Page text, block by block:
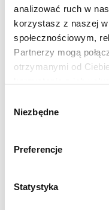
analizować ruch w
korzystasz z naszej
społecznościowym,
Partnerzy mogą
otrzymanymi od
zgody
Niezbędne
Preferencje
Statystyka